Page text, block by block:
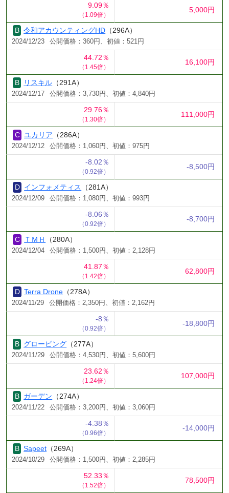
9.09％
（1.09倍）
5,000円
令和アカウンティングHD （296A）
2024/12/23 公開価格：360円、初値：521円
44.72％
（1.45倍）
16,100円
リスキル （291A）
2024/12/17 公開価格：3,730円、初値：4,840円
29.76％
（1.30倍）
111,000円
ユカリア （286A）
2024/12/12 公開価格：1,060円、初値：975円
-8.02％
（0.92倍）
-8,500円
インフォメティス （281A）
2024/12/09 公開価格：1,080円、初値：993円
-8.06％
（0.92倍）
-8,700円
ＴＭＨ （280A）
2024/12/04 公開価格：1,500円、初値：2,128円
41.87％
（1.42倍）
62,800円
Terra Drone （278A）
2024/11/29 公開価格：2,350円、初値：2,162円
-8％
（0.92倍）
-18,800円
グロービング （277A）
2024/11/29 公開価格：4,530円、初値：5,600円
23.62％
（1.24倍）
107,000円
ガーデン （274A）
2024/11/22 公開価格：3,200円、初値：3,060円
-4.38％
（0.96倍）
-14,000円
Sapeet （269A）
2024/10/29 公開価格：1,500円、初値：2,285円
52.33％
（1.52倍）
78,500円